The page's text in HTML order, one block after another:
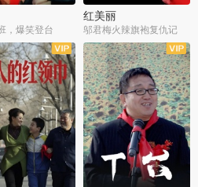
，爆笑登台
红美丽
邬君梅火辣旗袍复仇记